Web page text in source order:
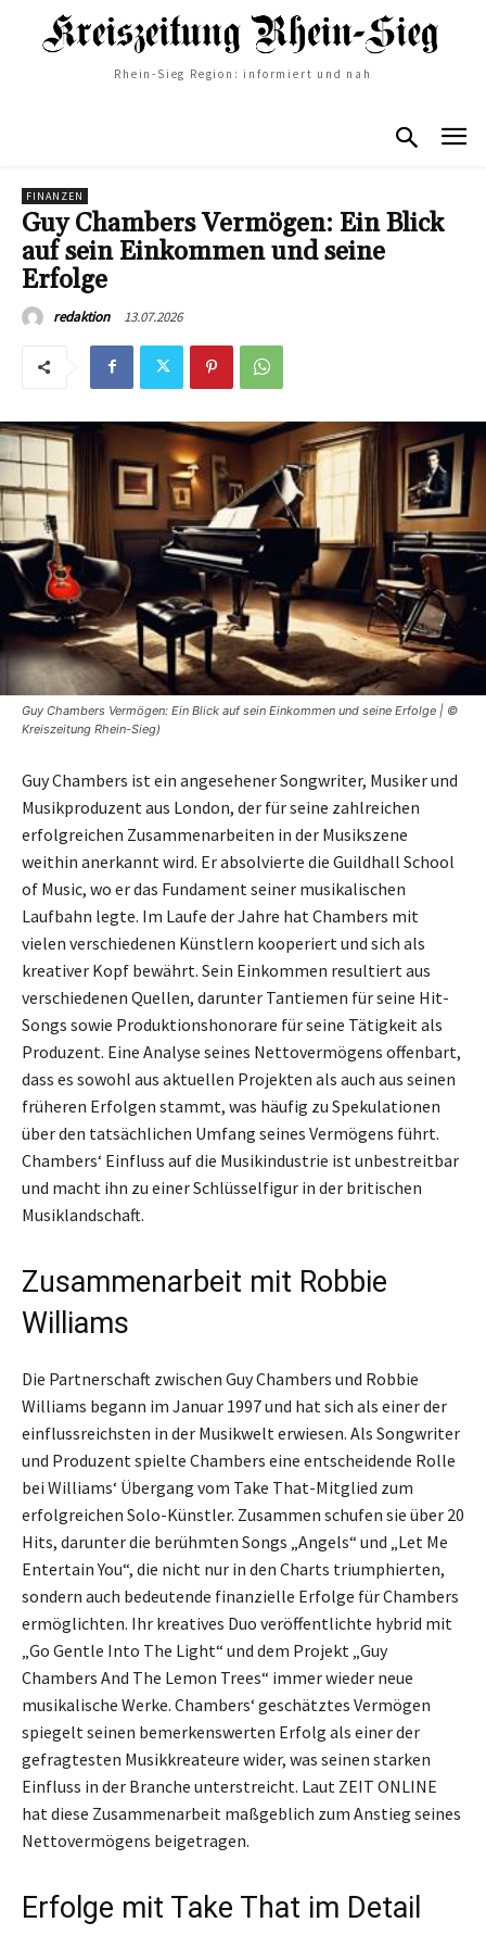
Rhein-Sieg Region: informiert und nah
FINANZEN
Guy Chambers Vermögen: Ein Blick
auf sein Einkommen und seine
Erfolge
redaktion 13.07.2026
Guy Chambers Vermögen: Ein Blick auf sein Einkommen und seine Erfolge | ©
Kreiszeitung Rhein-Sieg)
Guy Chambers ist ein angesehener Songwriter, Musiker und
Musikproduzent aus London, der für seine zahlreichen
erfolgreichen Zusammenarbeiten in der Musikszene
weithin anerkannt wird. Er absolvierte die Guildhall School
of Music, wo er das Fundament seiner musikalischen
Laufbahn legte. Im Laufe der Jahre hat Chambers mit
vielen verschiedenen Künstlern kooperiert und sich als
kreativer Kopf bewährt. Sein Einkommen resultiert aus
verschiedenen Quellen, darunter Tantiemen für seine Hit-
Songs sowie Produktionshonorare für seine Tätigkeit als
Produzent. Eine Analyse seines Nettovermögens offenbart,
dass es sowohl aus aktuellen Projekten als auch aus seinen
früheren Erfolgen stammt, was häufig zu Spekulationen
über den tatsächlichen Umfang seines Vermögens führt.
Chambers‘ Einfluss auf die Musikindustrie ist unbestreitbar
und macht ihn zu einer Schlüsselfigur in der britischen
Musiklandschaft.
Zusammenarbeit mit Robbie
Williams
Die Partnerschaft zwischen Guy Chambers und Robbie
Williams begann im Januar 1997 und hat sich als einer der
einflussreichsten in der Musikwelt erwiesen. Als Songwriter
und Produzent spielte Chambers eine entscheidende Rolle
bei Williams‘ Übergang vom Take That-Mitglied zum
erfolgreichen Solo-Künstler. Zusammen schufen sie über 20
Hits, darunter die berühmten Songs „Angels“ und „Let Me
Entertain You“, die nicht nur in den Charts triumphierten,
sondern auch bedeutende finanzielle Erfolge für Chambers
ermöglichten. Ihr kreatives Duo veröffentlichte hybrid mit
„Go Gentle Into The Light“ und dem Projekt „Guy
Chambers And The Lemon Trees“ immer wieder neue
musikalische Werke. Chambers‘ geschätztes Vermögen
spiegelt seinen bemerkenswerten Erfolg als einer der
gefragtesten Musikkreateure wider, was seinen starken
Einfluss in der Branche unterstreicht. Laut ZEIT ONLINE
hat diese Zusammenarbeit maßgeblich zum Anstieg seines
Nettovermögens beigetragen.
Erfolge mit Take That im Detail